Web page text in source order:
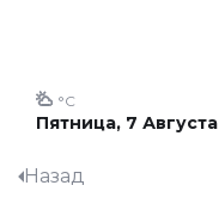
Пятница, 7 Августа
°C
Назад